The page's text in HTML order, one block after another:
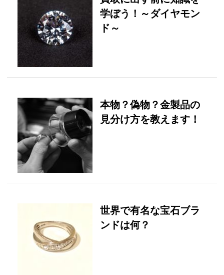
学ぼう！～ダイヤモン
ド～
本物？偽物？金製品の
見分け方を教えます！
世界で有名な宝石ブラ
ンドは何？